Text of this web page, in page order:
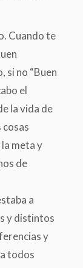
Cuando te
si no “Buen
el
la vida de
cosas
meta y
de
a
y distintos
y
todos